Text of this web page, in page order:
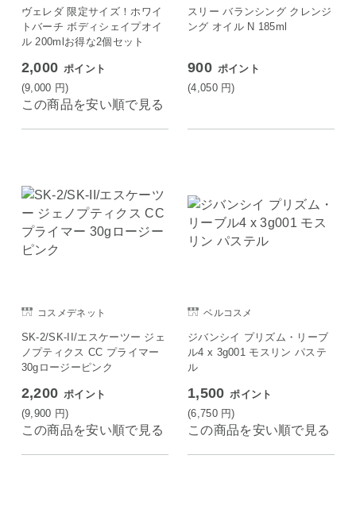
ヴェレダ 限定サイズ！ホワイ
トバーチ ボディシェイプオイ
ル 200mlお得な2個セット
2,000 ポイント
(9,000 円)
この商品を安い順で見る
スリー バランシング クレンジ
ング オイル N 185ml
900 ポイント
(4,050 円)
コスメデネット
SK-2/SK-II/エスケーツー ジェ
ノプティクス CC プライマー
30gロージーピンク
2,200 ポイント
(9,900 円)
この商品を安い順で見る
ベルコスメ
ジバンシイ プリズム・リーブ
ル4 x 3g001 モスリン パステ
ル
1,500 ポイント
(6,750 円)
この商品を安い順で見る